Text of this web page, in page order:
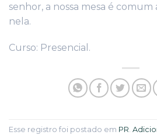
senhor, a nossa mesa é comum
nela.
Curso: Presencial.
Esse registro foi postado em PR